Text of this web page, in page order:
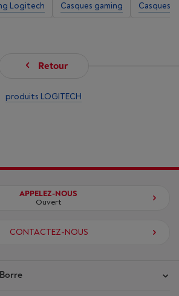
Logitech Casques gaming Casques
Retour
produits LOGITECH
APPELEZ-NOUS
Ouvert
CONTACTEZ-NOUS